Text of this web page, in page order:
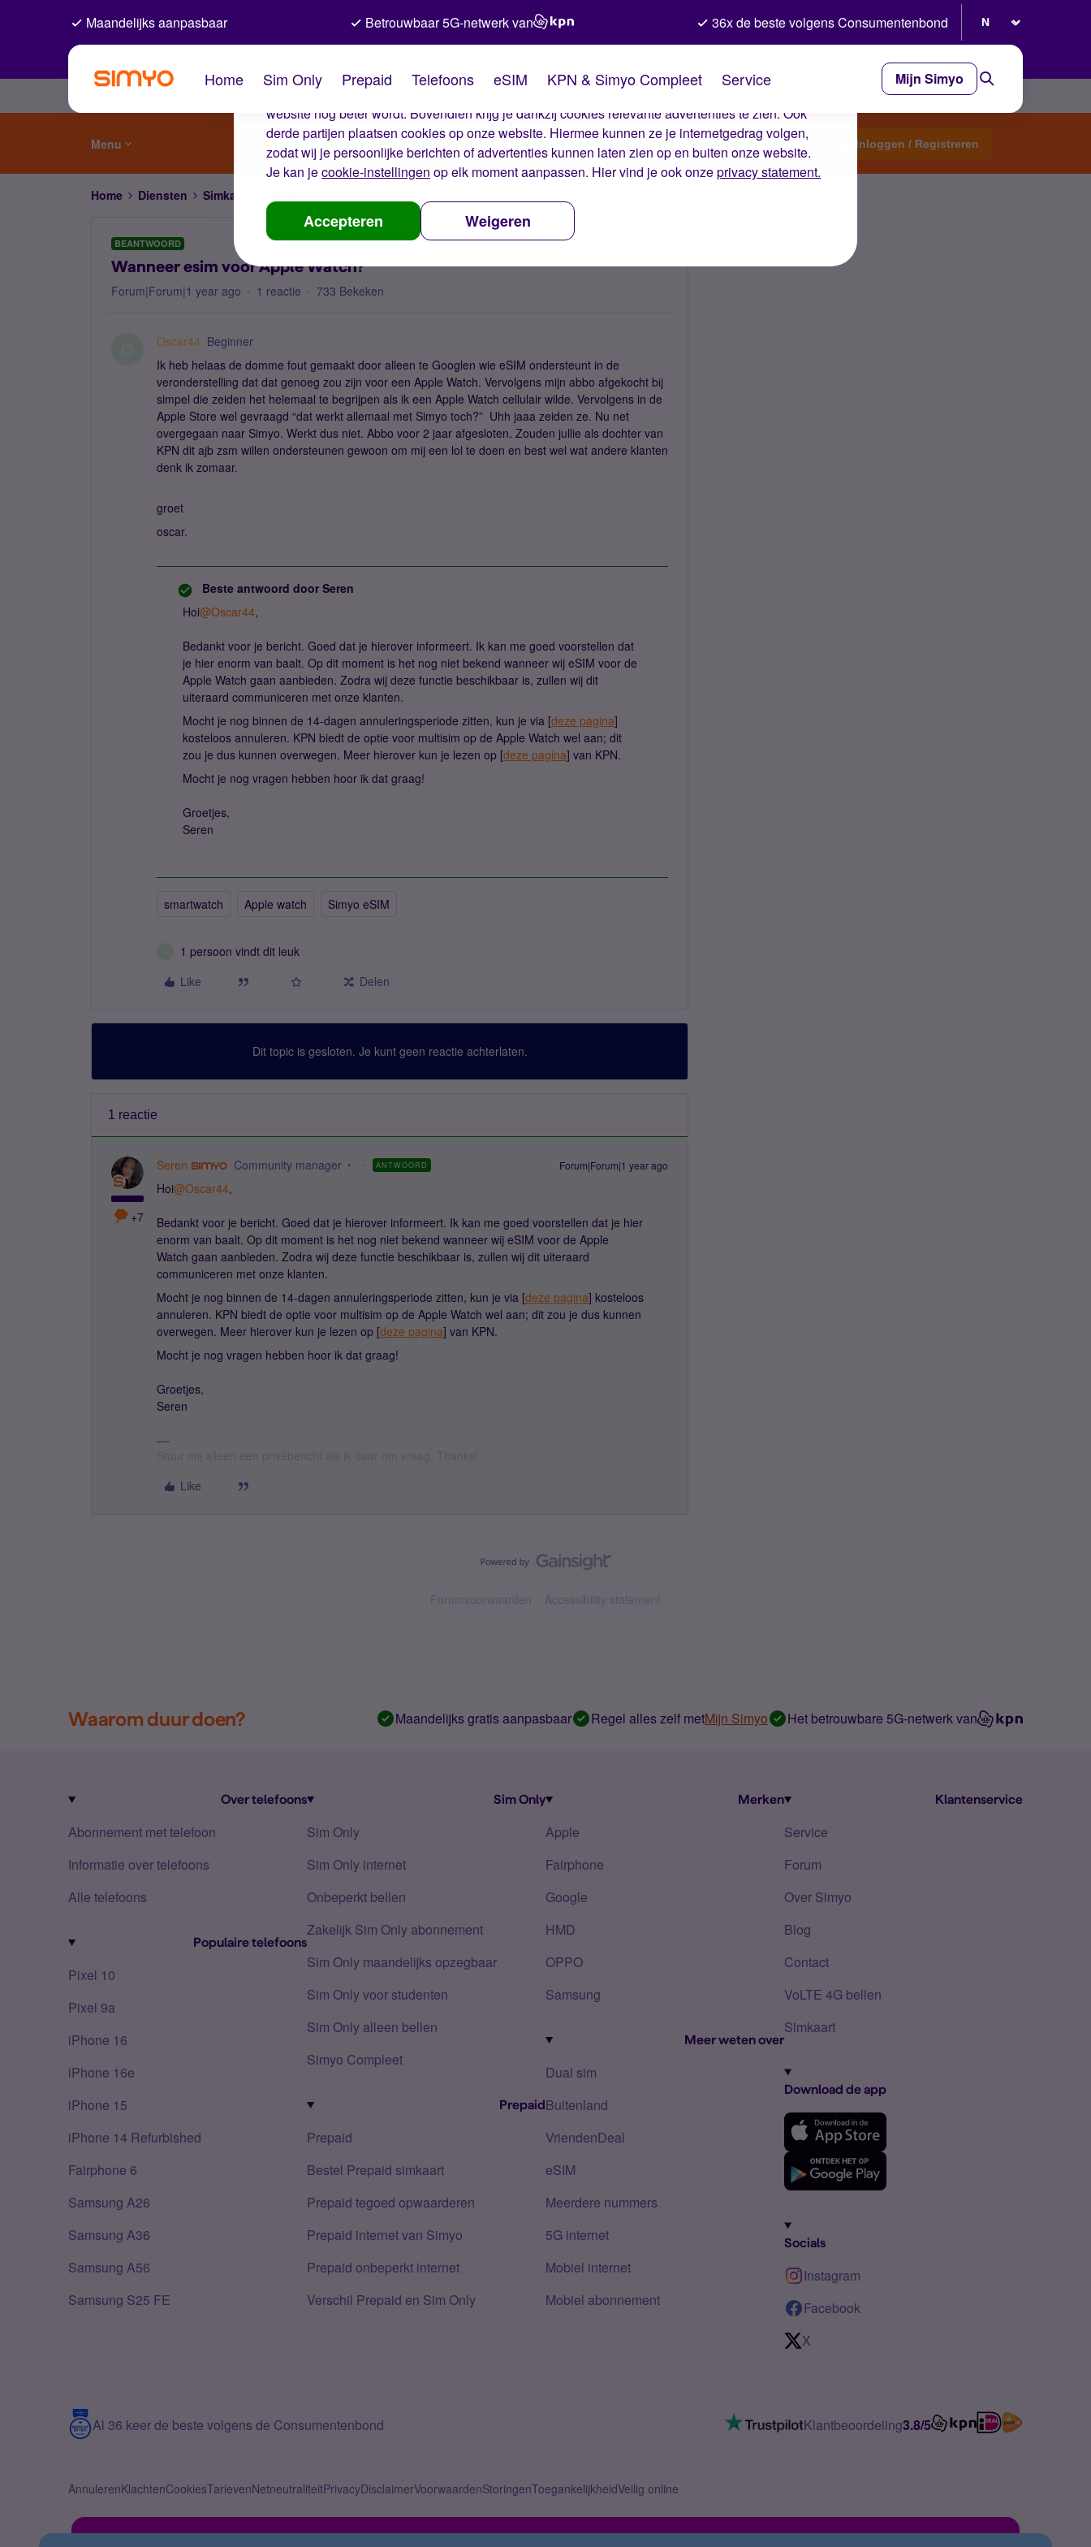
De cookies van Simyo
Wij gebruiken cookies op onze website. Met deze cookies zorgen wij ervoor dat je ervaring op de
website nog beter wordt. Bovendien krijg je dankzij cookies relevante advertenties te zien. Ook
derde partijen plaatsen cookies op onze website. Hiermee kunnen ze je internetgedrag volgen,
zodat wij je persoonlijke berichten of advertenties kunnen laten zien op en buiten onze website.
Je kan jecookie-instellingen op elk moment aanpassen. Hier vind je ook onzeprivacy statement.
Accepteren Weigeren
Maandelijks aanpasbaar Betrouwbaar 5G-netwerk van 36x de beste volgens Consumentenbond
Home Sim Only Prepaid Telefoons eSIM KPN & Simyo Compleet Service Mijn Simyo
Menu Start een topic Inloggen / Registreren
Home Diensten Simkaart en eSIM
BEANTWOORD
Wanneer esim voor Apple Watch?
Forum|Forum|1 year ago 1 reactie 733 Bekeken
Oscar44 Beginner
Ik heb helaas de domme fout gemaakt door alleen te Googlen wie eSIM ondersteunt in de
veronderstelling dat dat genoeg zou zijn voor een Apple Watch. Vervolgens mijn abbo afgekocht bij
simpel die zeiden het helemaal te begrijpen als ik een Apple Watch cellulair wilde. Vervolgens in de
Apple Store wel gevraagd “dat werkt allemaal met Simyo toch?” Uhh jaaa zeiden ze. Nu net
overgegaan naar Simyo. Werkt dus niet. Abbo voor 2 jaar afgesloten. Zouden jullie als dochter van
KPN dit ajb zsm willen ondersteunen gewoon om mij een lol te doen en best wel wat andere klanten
denk ik zomaar.
groet
oscar.
Beste antwoord door Seren
Hoi@Oscar44,
Bedankt voor je bericht. Goed dat je hierover informeert. Ik kan me goed voorstellen dat
je hier enorm van baalt. Op dit moment is het nog niet bekend wanneer wij eSIM voor de
Apple Watch gaan aanbieden. Zodra wij deze functie beschikbaar is, zullen wij dit
uiteraard communiceren met onze klanten.
Mocht je nog binnen de 14-dagen annuleringsperiode zitten, kun je via [deze pagina]
kosteloos annuleren. KPN biedt de optie voor multisim op de Apple Watch wel aan; dit
zou je dus kunnen overwegen. Meer hierover kun je lezen op [deze pagina] van KPN.
Mocht je nog vragen hebben hoor ik dat graag!
Groetjes,
Seren
smartwatch Apple watch Simyo eSIM
1 persoon vindt dit leuk
Like
Delen
Dit topic is gesloten. Je kunt geen reactie achterlaten.
1 reactie
+7
Seren Community manager ANTWOORD Forum|Forum|1 year ago
Hoi@Oscar44,
Bedankt voor je bericht. Goed dat je hierover informeert. Ik kan me goed voorstellen dat je hier
enorm van baalt. Op dit moment is het nog niet bekend wanneer wij eSIM voor de Apple
Watch gaan aanbieden. Zodra wij deze functie beschikbaar is, zullen wij dit uiteraard
communiceren met onze klanten.
Mocht je nog binnen de 14-dagen annuleringsperiode zitten, kun je via [deze pagina] kosteloos
annuleren. KPN biedt de optie voor multisim op de Apple Watch wel aan; dit zou je dus kunnen
overwegen. Meer hierover kun je lezen op [deze pagina] van KPN.
Mocht je nog vragen hebben hoor ik dat graag!
Groetjes,
Seren
Like
Forumvoorwaarden Accessibility statement
Waarom duur doen? Maandelijks gratis aanpasbaar Regel alles zelf metMijn Simyo Het betrouwbare 5G-netwerk van
Over telefoons
Abonnement met telefoon
Informatie over telefoons
Alle telefoons
Populaire telefoons
Pixel 10
Pixel 9a
iPhone 16
iPhone 16e
iPhone 15
iPhone 14 Refurbished
Fairphone 6
Samsung A26
Samsung A36
Samsung A56
Samsung S25 FE
Sim Only
Sim Only
Sim Only internet
Onbeperkt bellen
Zakelijk Sim Only abonnement
Sim Only maandelijks opzegbaar
Sim Only voor studenten
Sim Only alleen bellen
Simyo Compleet
Prepaid
Prepaid
Bestel Prepaid simkaart
Prepaid tegoed opwaarderen
Prepaid internet van Simyo
Prepaid onbeperkt internet
Verschil Prepaid en Sim Only
Merken
Apple
Fairphone
Google
HMD
OPPO
Samsung
Meer weten over
Dual sim
Buitenland
VriendenDeal
eSIM
Meerdere nummers
5G internet
Mobiel internet
Mobiel abonnement
Klantenservice
Service
Forum
Over Simyo
Blog
Contact
VoLTE 4G bellen
Simkaart
Download de app
Socials
Instagram
Facebook
X
Al 36 keer de beste volgens de Consumentenbond Klantbeoordeling3.8/5
AnnulerenKlachtenCookiesTarievenNetneutraliteitPrivacyDisclaimerVoorwaardenStoringenToegankelijkheidVeilig online